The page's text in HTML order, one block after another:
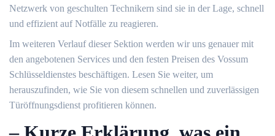
Netzwerk von geschulten Technikern sind sie in der Lage, schnell
und effizient auf Notfälle zu reagieren.​
Im weiteren Verlauf dieser Sektion werden wir uns genauer mit
den angebotenen Services und den festen Preisen des Vossum
Schlüsseldienstes beschäftigen.​ Lesen Sie weiter, um
herauszufinden, wie Sie von diesem schnellen und zuverlässigen
Türöffnungsdienst profitieren können.​